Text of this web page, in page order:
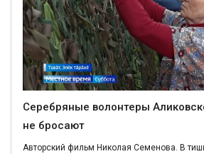
Серебряные волонтеры
не бросают
Авторский фильм Николая Семенова. В